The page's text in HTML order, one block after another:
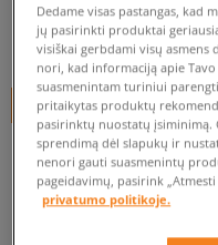
59,99€
+ 60 tšk. SizeerClub
Prekė neprieinama
Dedame visas pastangas, kad
jų pasirinkti produktai
visiškai gerbdami visų asmens
nori, kad informaciją apie
suasmenintam turiniui
pritaikytas produktų
pasirinktų nuostatų įsiminimą.
sprendimą dėl slapukų ir
nenori gauti suasmenintų
pageidavimų, pasirink
privatumo politikoje.